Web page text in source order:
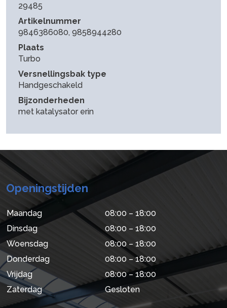
29485
Artikelnummer
9846386080, 9858944280
Plaats
Turbo
Versnellingsbak type
Handgeschakeld
Bijzonderheden
met katalysator erin
Openingstijden
Maandag
08:00 – 18:00
Dinsdag
08:00 – 18:00
Woensdag
08:00 – 18:00
Donderdag
08:00 – 18:00
Vrijdag
08:00 – 18:00
Zaterdag
Gesloten